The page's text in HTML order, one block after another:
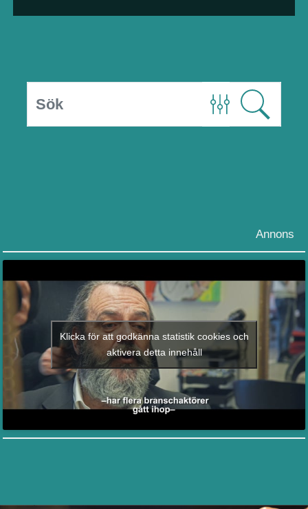
Annons
Klicka för att godkänna statistik cookies och
aktivera detta innehåll